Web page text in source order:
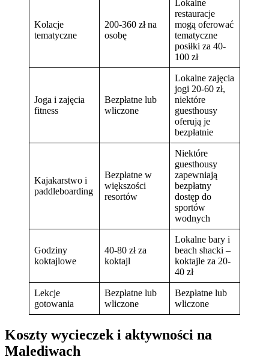
Kolacje
tematyczne
200-360 zł na
osobę
Lokalne
restauracje
mogą oferować
tematyczne
posiłki za 40-
100 zł
Joga i zajęcia
fitness
Bezpłatne lub
wliczone
Lokalne zajęcia
jogi 20-60 zł,
niektóre
guesthousy
oferują je
bezpłatnie
Kajakarstwo i
paddleboarding
Bezpłatne w
większości
resortów
Niektóre
guesthousy
zapewniają
bezpłatny
dostęp do
sportów
wodnych
Godziny
koktajlowe
40-80 zł za
koktajl
Lokalne bary i
beach shacki –
koktajle za 20-
40 zł
Lekcje
gotowania
Bezpłatne lub
wliczone
Bezpłatne lub
wliczone
Koszty wycieczek i aktywności na
Malediwach